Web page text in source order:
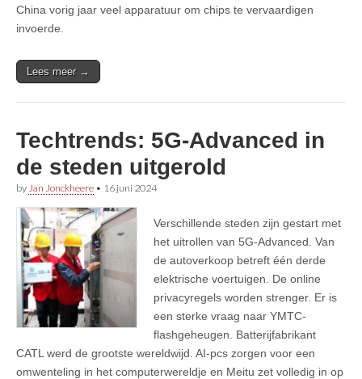
China vorig jaar veel apparatuur om chips te vervaardigen
invoerde.
Lees meer →
Techtrends: 5G-Advanced in
de steden uitgerold
by Jan Jonckheere • 16 juni 2024
Verschillende steden zijn gestart met
het uitrollen van 5G-Advanced. Van
de autoverkoop betreft één derde
elektrische voertuigen. De online
privacyregels worden strenger. Er is
een sterke vraag naar YMTC-
flashgeheugen. Batterijfabrikant
CATL werd de grootste wereldwijd. AI-pcs zorgen voor een
omwenteling in het computerwereldje en Meitu zet volledig in op